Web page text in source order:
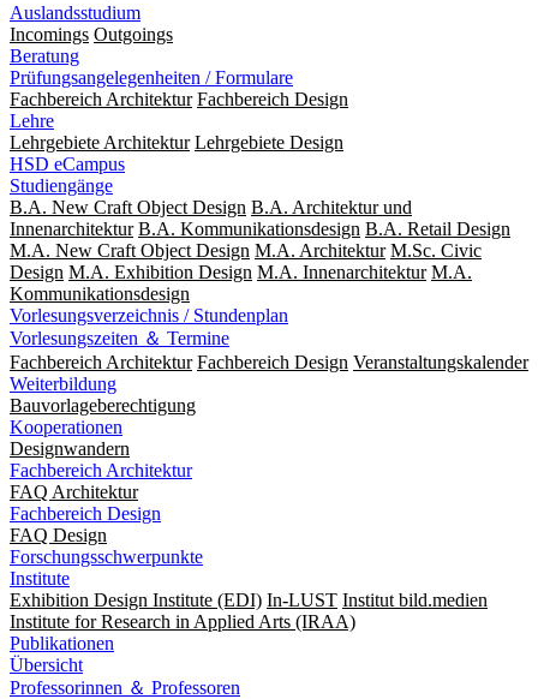
Auslandsstudium
Incomings Outgoings
Beratung
Prüfungsangelegenheiten / Formulare
Fachbereich Architektur Fachbereich Design
Lehre
Lehrgebiete Architektur Lehrgebiete Design
HSD eCampus
Studiengänge
B.A. New Craft Object Design B.A. Architektur und
Innenarchitektur B.A. Kommunikationsdesign B.A. Retail Design
M.A. New Craft Object Design M.A. Architektur M.Sc. Civic
Design M.A. Exhibition Design M.A. Innenarchitektur M.A.
Kommunikationsdesign
Vorlesungsverzeichnis / Stundenplan
Vorlesungszeiten ＆ Termine
Fachbereich Architektur Fachbereich Design Veranstaltungskalender
Weiterbildung
Bauvorlageberechtigung
Kooperationen
Designwandern
Fachbereich Architektur
FAQ Architektur
Fachbereich Design
FAQ Design
Forschungsschwerpunkte
Institute
Exhibition Design Institute (EDI) In-LUST Institut bild.medien
Institute for Research in Applied Arts (IRAA)
Publikationen
Übersicht
Professorinnen ＆ Professoren